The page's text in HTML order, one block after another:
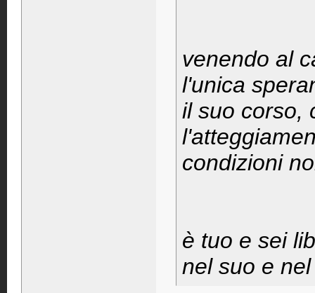
venendo al
l'unica
il suo corso,
condizioni
è tuo e sei
nel suo e